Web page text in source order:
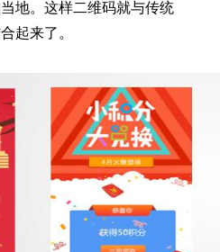
地。这样二维码就与传统
起来了。